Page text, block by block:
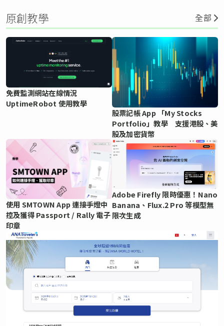
原創教學 全部
免費監測網站在線情況
UptimeRobot 使用教學
股票記帳 App 「My Stocks
Portfolio」教學 支援港股、美
股及加密貨幣
使用 SMTOWN App 連接手燈中
控及獲得 Passport / Rally 電子
印章
Adobe Firefly 限時優惠！Nano
Banana、Flux.2 Pro 等模型無
限次生成